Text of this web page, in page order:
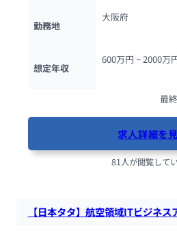
勤務地
大阪府
想定年収
600万円 ~ 2000万
最
求人詳細を
81人が閲覧して
【日本タタ】航空領域ITビジネス